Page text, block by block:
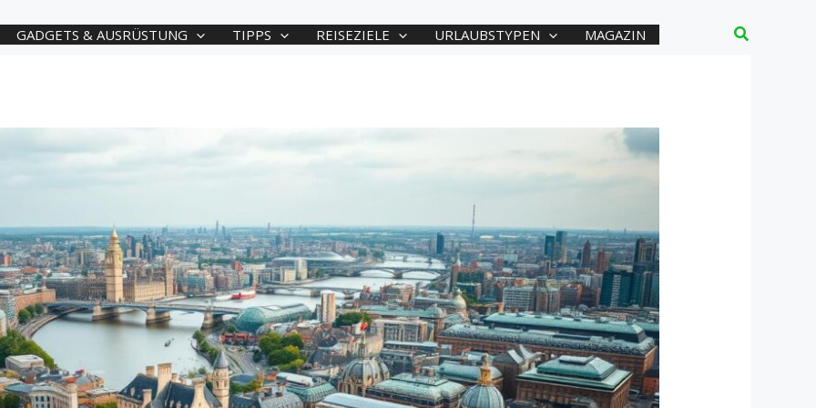
GADGETS & AUSRÜSTUNG TIPPS REISEZIELE URLAUBSTYPEN MAGAZIN Suchen